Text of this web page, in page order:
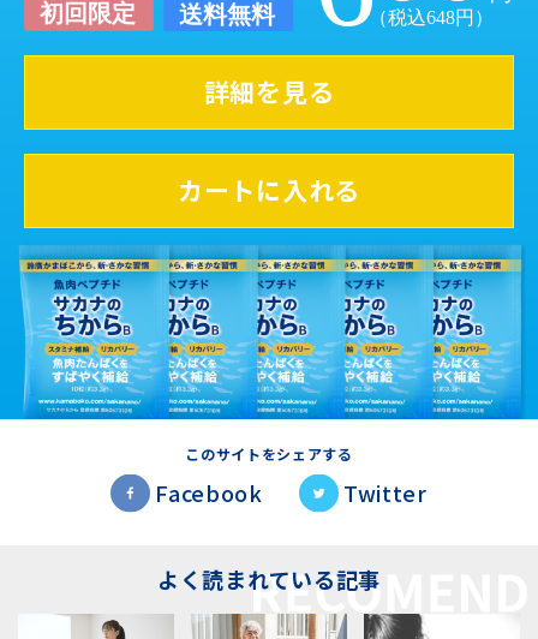
詳細を見る
カートに入れる
このサイトをシェアする
Facebook Twitter
よく読まれている記事